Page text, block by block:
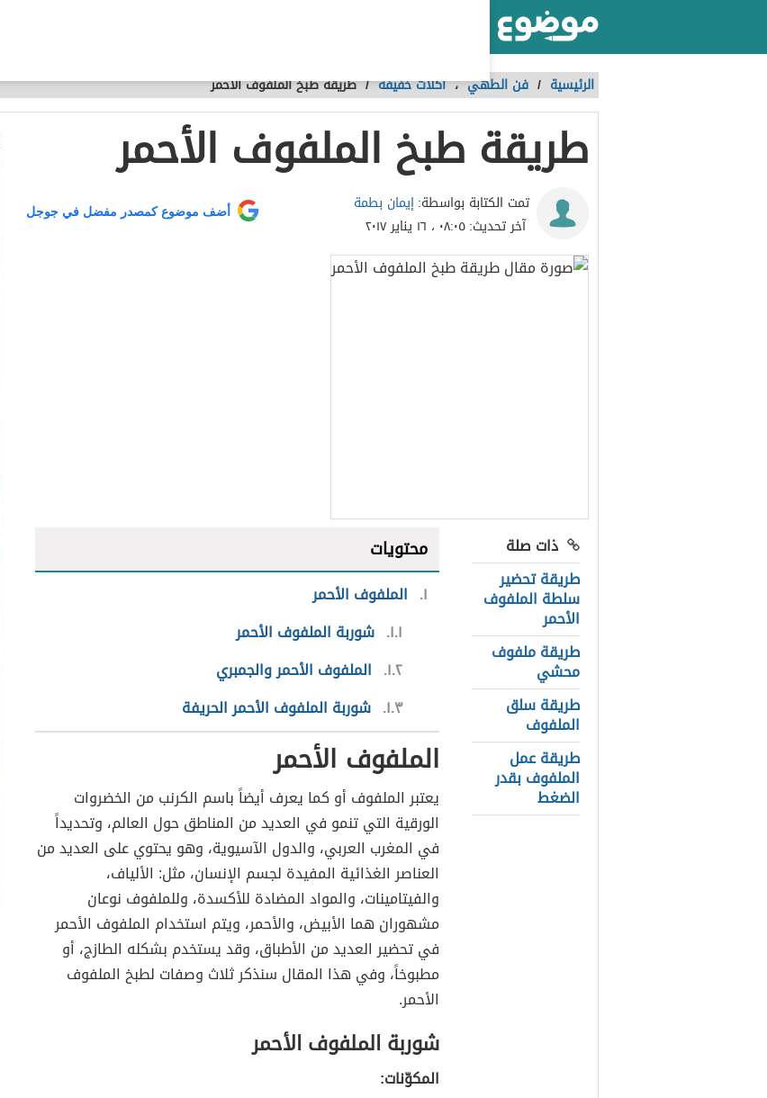
الرئيسية / فن الطهي،أكلات خفيفة /طريقة طبخ الملفوف الأحمر
طريقة طبخ الملفوف الأحمر
تمت الكتابة بواسطة:إيمان بطمة
آخر تحديث:٠٨:٠٥ ، ١٦ يناير ٢٠١٧
أضف موضوع كمصدر مفضل في جوجل
ذات صلة
طريقة تحضير
سلطة الملفوف
الأحمر
طريقة ملفوف
محشي
طريقة سلق
الملفوف
طريقة عمل
الملفوف بقدر
الضغط
محتويات
١ الملفوف الأحمر
١.١ شوربة الملفوف الأحمر
١.٢ الملفوف الأحمر والجمبري
١.٣ شوربة الملفوف الأحمر الحريفة
الملفوف الأحمر
يعتبر الملفوف أو كما يعرف أيضاً باسم الكرنب من الخضروات
الورقية التي تنمو في العديد من المناطق حول العالم، وتحديداً
في المغرب العربي، والدول الآسيوية، وهو يحتوي على العديد من
العناصر الغذائية المفيدة لجسم الإنسان، مثل: الألياف،
والفيتامينات، والمواد المضادة للأكسدة، وللملفوف نوعان
مشهوران هما الأبيض، والأحمر، ويتم استخدام الملفوف الأحمر
في تحضير العديد من الأطباق، وقد يستخدم بشكله الطازج، أو
مطبوخاً، وفي هذا المقال سنذكر ثلاث وصفات لطبخ الملفوف
الأحمر.
شوربة الملفوف الأحمر
المكوّنات: